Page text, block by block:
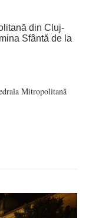
din Cluj-
Sfântă de la
Mitropolitană